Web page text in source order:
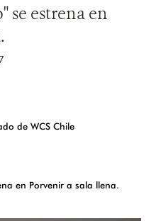
se estrena en
de WCS Chile
en Porvenir a sala llena.